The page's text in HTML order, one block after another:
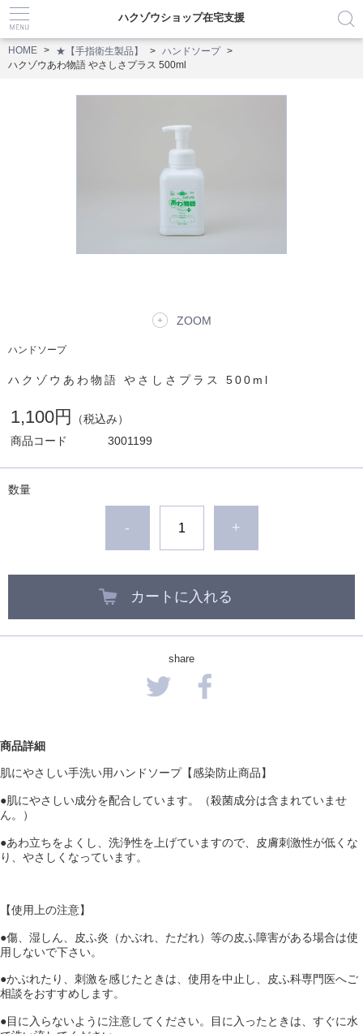
ハクゾウショップ在宅支援
HOME ★【手指衛生製品】
ハンドソープ
ハクゾウあわ物語 やさしさプラス 500ml
ZOOM
ハンドソープ
ハクゾウあわ物語 やさしさプラス 500ml
1,100円
（税込み）
商品コード
3001199
数量
- +
カートに入れる
share
商品詳細
肌にやさしい手洗い用ハンドソープ【感染防止商品】
●肌にやさしい成分を配合しています。（殺菌成分は含まれていませ
ん。）
●あわ立ちをよくし、洗浄性を上げていますので、皮膚刺激性が低くな
り、やさしくなっています。
【使用上の注意】
●傷、湿しん、皮ふ炎（かぶれ、ただれ）等の皮ふ障害がある場合は使
用しないで下さい。
●かぶれたり、刺激を感じたときは、使用を中止し、皮ふ科専門医へご
相談をおすすめします。
●目に入らないように注意してください。目に入ったときは、すぐに水